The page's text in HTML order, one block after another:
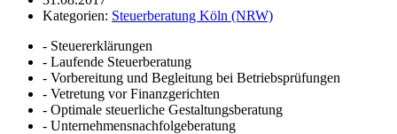
Kategorien: Steuerberatung Köln (NRW)
- Steuererklärungen
- Laufende Steuerberatung
- Vorbereitung und Begleitung bei Betriebsprüfungen
- Vetretung vor Finanzgerichten
- Optimale steuerliche Gestaltungsberatung
- Unternehmensnachfolgeberatung